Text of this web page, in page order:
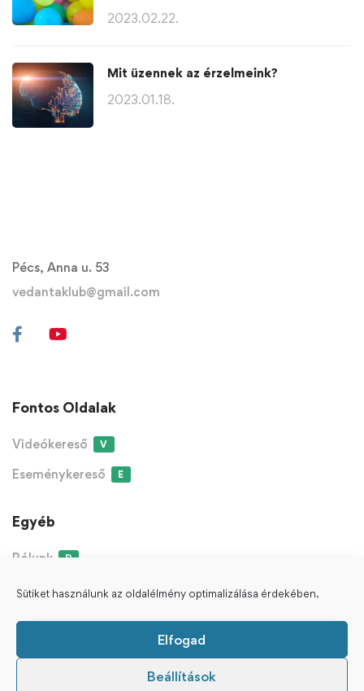
Sütiket használunk az oldalélmény optimalizálása érdekében.
Elfogad
Beállítások
2023.02.22.
Mit üzennek az érzelmeink?
2023.01.18.
Pécs, Anna u. 53
vedantaklub@gmail.com
Fontos Oldalak
Videókereső V
Eseménykereső E
Egyéb
Rólunk R
Adatvédelmi Nyilatkozat
Copyright © 2021-2023 Védanta Klub - Minden Jog
Kérdezz tőlünk!